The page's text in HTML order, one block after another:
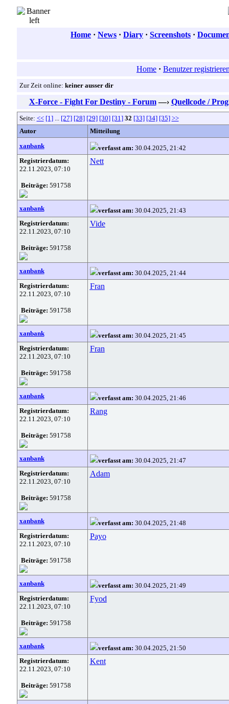
Home · News · Diary · Screenshots ·
Home · Benutzer
Zur Zeit online: keiner ausser dir
X-Force - Fight For Destiny - Forum —› Quellcode /
Seite: << [1]... [27] [28] [29] [30] [31] 32 [33] [34] [35] >>
Autor
Mitteilung
xanbank
verfasst am: 30.04.2025, 21:42
Registrierdatum:
22.11.2023, 07:10
Beiträge: 591758
Nett
xanbank verfasst am: 30.04.2025, 21:43
Registrierdatum:
22.11.2023, 07:10
Beiträge: 591758
Vide
xanbank verfasst am: 30.04.2025, 21:44
Registrierdatum:
22.11.2023, 07:10
Beiträge: 591758
Fran
xanbank verfasst am: 30.04.2025, 21:45
Registrierdatum:
22.11.2023, 07:10
Beiträge: 591758
Fran
xanbank verfasst am: 30.04.2025, 21:46
Registrierdatum:
22.11.2023, 07:10
Beiträge: 591758
Rang
xanbank verfasst am: 30.04.2025, 21:47
Registrierdatum:
22.11.2023, 07:10
Beiträge: 591758
Adam
xanbank verfasst am: 30.04.2025, 21:48
Registrierdatum:
22.11.2023, 07:10
Beiträge: 591758
Payo
xanbank verfasst am: 30.04.2025, 21:49
Registrierdatum:
22.11.2023, 07:10
Beiträge: 591758
Fyod
xanbank verfasst am: 30.04.2025, 21:50
Registrierdatum:
22.11.2023, 07:10
Beiträge: 591758
Kent